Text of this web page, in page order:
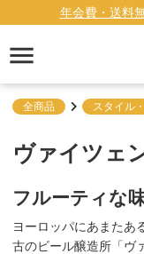
年会費・送料
全商品 スタイル
ヴァイツェ
フルーティな
ヨーロッパにあまたあ
古のビール醸造所「ヴ